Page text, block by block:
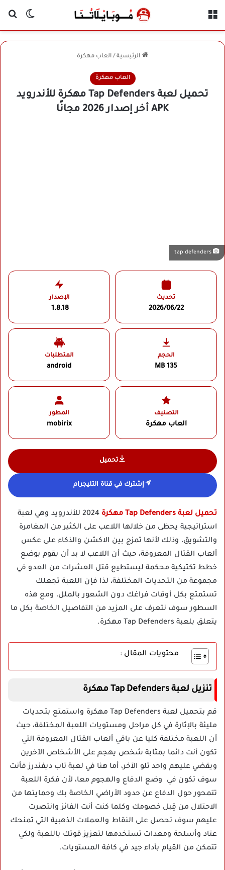
الوضع
الرئيسية / العاب مهكرة
العاب مهكرة
تحميل لعبة Tap Defenders مهكرة للأندرويد
APK أخر إصدار 2026 مجانًا
تحديث
2026/06/22
الإصدار
1.8.18
الحجم
135 MB
المتطلبات
android
التصنيف
العاب مهكرة
المطور
mobirix
تحميل
إشترك في قناة التليجرام
تحميل لعبة Tap Defenders مهكرة
2024 للأندرويد وهي لعبة
استراتيجية يحظى من خلالها اللاعب على الكثير من المغامرة
والتشويق، وذلك لأنها تمزج بين الاكشن والذكاء على عكس
ألعاب القتال المعروفة، حيث أن اللاعب لا بد أن يقوم بوضع
خطط تكتيكية محكمة ليستطيع قتل العشرات من العدو في
مجموعة من التحديات المختلفة، لذا فإن اللعبة تجعلك
تستمتع بكل أوقات فراغك دون الشعور بالملل، ومع هذه
السطور سوف نتعرف على المزيد من التفاصيل الخاصة بكل ما
يتعلق بلعبة Tap Defenders مهكرة.
محتويات المقال :
تنزيل لعبة Tap Defenders مهكرة
قم بتحميل لعبة Tap Defenders مهكرة واستمتع بتحديات
مليئة بالإثارة في كل مراحل ومستويات اللعبة المختلفة، حيث
أن اللعبة مختلفة كليا عن باقي ألعاب القتال المعروفة التي
تكون أنت دائما بمثابة شخص يهجم على الأشخاص الآخرين
ويقضي عليهم واحد تلو الآخر، أما هنا في لعبة تاب ديفندرز فأنت
سوف تكون في وضع الدفاع والهجوم معا، لأن فكرة اللعبة
تتمحور حول الدفاع عن حدود الأراضي الخاصة بك وحمايتها من
الاحتلال من قِبل خصومك وكلما كنت أنت الفائز وانتصرت
عليهم سوف تحصل على النقاط والعملات الذهبية التي تمنحك
عتاد وأسلحة ومعدات تستخدمها لتعزيز قوتك باللعبة ولكي
تتمكن من القيام بأداء جيد في كافة المستويات.